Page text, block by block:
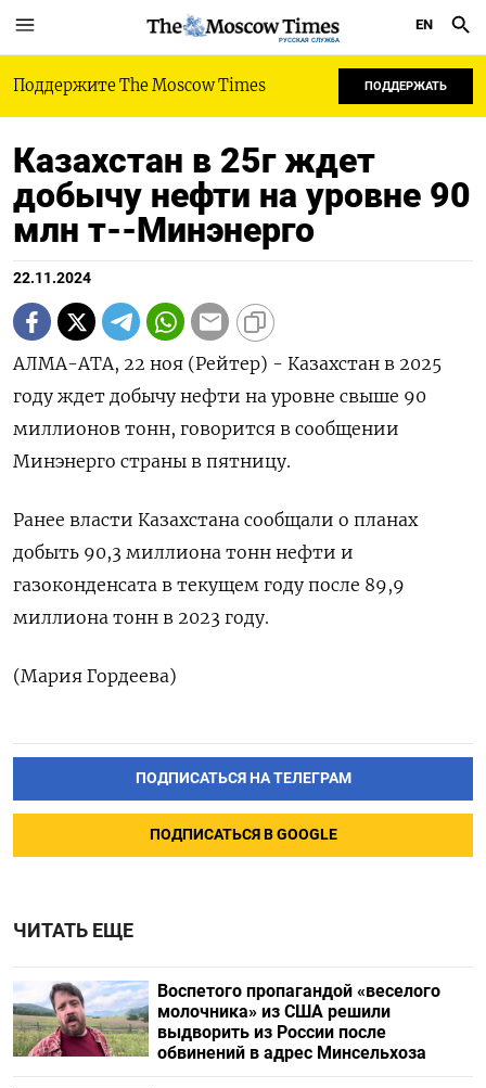
РУССКАЯ СЛУЖБА
EN
Поддержите The Moscow Times ПОДДЕРЖАТЬ
Казахстан в 25г ждет
добычу нефти на уровне 90
млн т--Минэнерго
22.11.2024
АЛМА-АТА, 22 ноя (Рейтер) - Казахстан в 2025
году ждет добычу нефти на уровне свыше 90
миллионов тонн, говорится в сообщении
Минэнерго страны в пятницу.
Ранее власти Казахстана сообщали о планах
добыть 90,3 миллиона тонн нефти и
газоконденсата в текущем году после 89,9
миллиона тонн в 2023 году.
(Мария Гордеева)
ПОДПИСАТЬСЯ НА ТЕЛЕГРАМ
ПОДПИСАТЬСЯ В GOOGLE
ЧИТАТЬ ЕЩЕ
Воспетого пропагандой «веселого
молочника» из США решили
выдворить из России после
обвинений в адрес Минсельхоза